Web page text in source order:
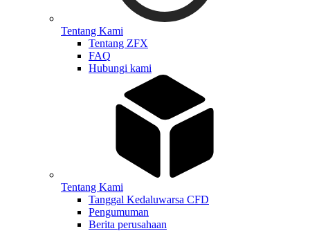
Tentang Kami
Tentang ZFX
FAQ
Hubungi kami
Tentang Kami
Tanggal Kedaluwarsa CFD
Pengumuman
Berita perusahaan